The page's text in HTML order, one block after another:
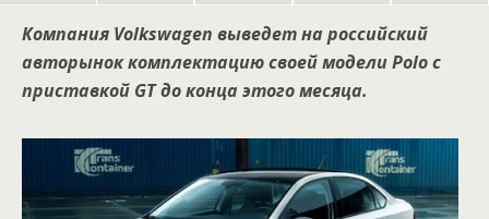
Компания Volkswagen выведет на российский
авторынок комплектацию своей модели Polo с
приставкой GT до конца этого месяца.